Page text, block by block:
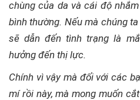
chùng của da và cái độ
bình thường. Nếu mà chúng
sẽ dẫn đến tình trạng là
hưởng đến thị lực.
Chính vì vậy mà đối với các
mí rồi này, mà mong muốn